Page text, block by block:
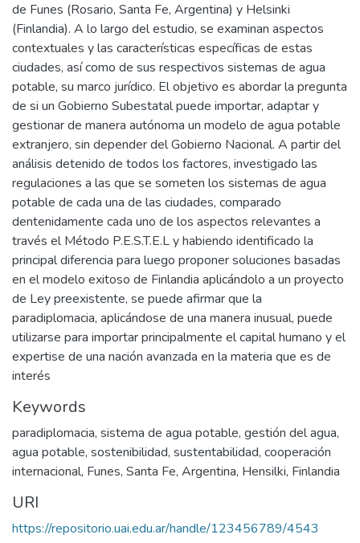
de Funes (Rosario, Santa Fe, Argentina) y Helsinki
(Finlandia). A lo largo del estudio, se examinan aspectos
contextuales y las características específicas de estas
ciudades, así como de sus respectivos sistemas de agua
potable, su marco jurídico. El objetivo es abordar la pregunta
de si un Gobierno Subestatal puede importar, adaptar y
gestionar de manera autónoma un modelo de agua potable
extranjero, sin depender del Gobierno Nacional. A partir del
análisis detenido de todos los factores, investigado las
regulaciones a las que se someten los sistemas de agua
potable de cada una de las ciudades, comparado
dentenidamente cada uno de los aspectos relevantes a
través el Método P.E.S.T.E.L y habiendo identificado la
principal diferencia para luego proponer soluciones basadas
en el modelo exitoso de Finlandia aplicándolo a un proyecto
de Ley preexistente, se puede afirmar que la
paradiplomacia, aplicándose de una manera inusual, puede
utilizarse para importar principalmente el capital humano y el
expertise de una nación avanzada en la materia que es de
interés
Keywords
paradiplomacia, sistema de agua potable, gestión del agua,
agua potable, sostenibilidad, sustentabilidad, cooperación
internacional, Funes, Santa Fe, Argentina, Hensilki, Finlandia
URI
https://repositorio.uai.edu.ar/handle/123456789/4543